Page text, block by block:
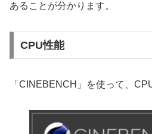
あることが分かります。
CPU性能
「CINEBENCH」を使って、